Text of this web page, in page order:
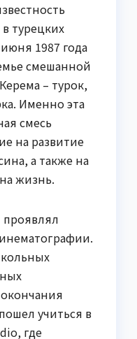
турецких
1987 года
смешанной
– турок,
Именно эта
смесь
на развитие
а также на
жизнь.
проявлял
учиться в
где